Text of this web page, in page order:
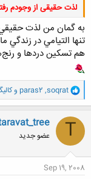
لذت حقیقی از وجودم
به گمان من لذت
تنها التيامي در
هم تسکين دردها و
و
ا
ک
ن
ش
ا
soqrat
,
paras2 و
T عضو جدید
Sep 19, 2008